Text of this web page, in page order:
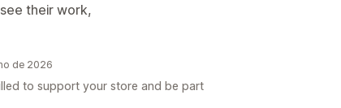
their work,
de 2026
to support your store and be part